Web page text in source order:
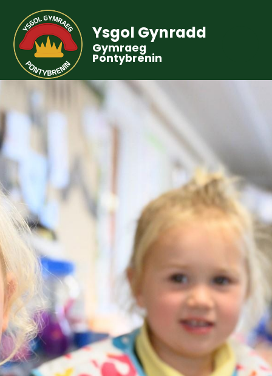
Ysgol Gynradd
Gymraeg
Pontybrenin